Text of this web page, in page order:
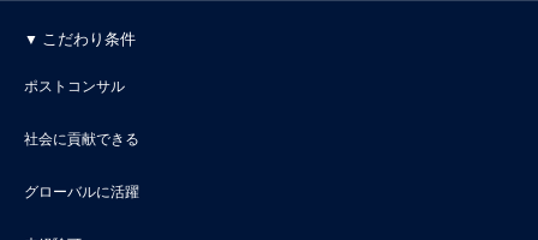
こだわり条件
ポストコンサル
社会に貢献できる
グローバルに活躍